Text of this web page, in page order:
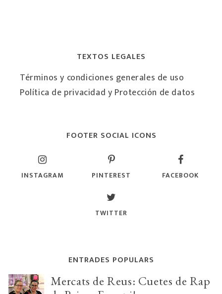
TEXTOS LEGALES
Términos y condiciones generales de uso
Política de privacidad y Protección de datos
FOOTER SOCIAL ICONS
INSTAGRAM PINTEREST FACEBOOK
TWITTER
ENTRADES POPULARS
Mercats de Reus: Cuetes de Rap